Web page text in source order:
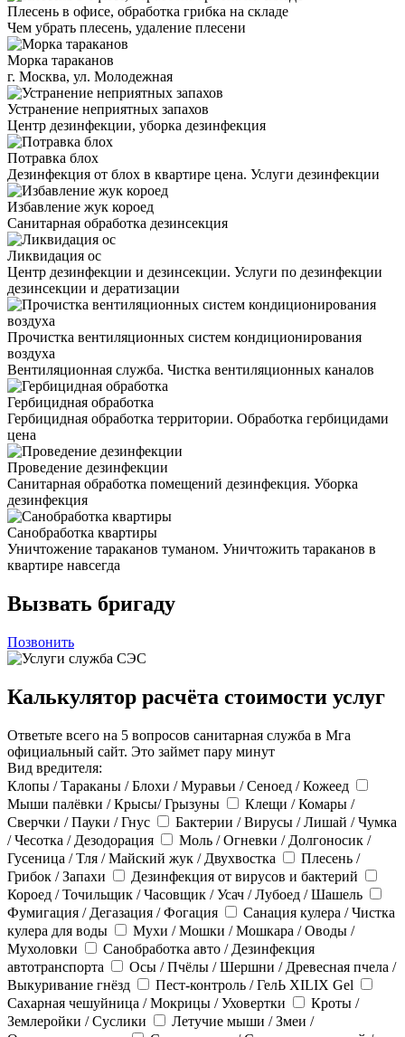
Плесень в офисе, обработка грибка на складе
Чем убрать плесень, удаление плесени
Морка тараканов
г. Москва, ул. Молодежная
Устранение неприятных запахов
Центр дезинфекции, уборка дезинфекция
Потравка блох
Дезинфекция от блох в квартире цена. Услуги дезинфекции
Избавление жук короед
Санитарная обработка дезинсекция
Ликвидация ос
Центр дезинфекции и дезинсекции. Услуги по дезинфекции
дезинсекции и дератизации
Прочистка вентиляционных систем кондиционирования
воздуха
Вентиляционная служба. Чистка вентиляционных каналов
Гербицидная обработка
Гербицидная обработка территории. Обработка гербицидами
цена
Проведение дезинфекции
Санитарная обработка помещений дезинфекция. Уборка
дезинфекция
Санобработка квартиры
Уничтожение тараканов туманом. Уничтожить тараканов в
квартире навсегда
Вызвать бригаду
Позвонить
Калькулятор расчёта стоимости услуг
Ответьте всего на 5 вопросов санитарная служба в Мга
официальный сайт. Это займет пару минут
Вид вредителя:
Клопы / Тараканы / Блохи / Муравьи / Сеноед / Кожеед
Мыши палёвки / Крысы/ Грызуны
Клещи / Комары /
Сверчки / Пауки / Гнус
Бактерии / Вирусы / Лишай / Чумка
/ Чесотка / Дезодорация
Моль / Огневки / Долгоносик /
Гусеница / Тля / Майский жук / Двухвостка
Плесень /
Грибок / Запахи
Дезинфекция от вирусов и бактерий
Короед / Точильщик / Часовщик / Усач / Лубоед / Шашель
Фумигация / Дегазация / Фогация
Санация кулера / Чистка
кулера для воды
Мухи / Мошки / Мошкара / Оводы /
Мухоловки
Санобработка авто / Дезинфекция
автотранспорта
Осы / Пчёлы / Шершни / Древесная пчела /
Выкуривание гнёзд
Пест-контроль / ГелЬ XILIX Gel
Сахарная чешуйница / Мокрицы / Уховертки
Кроты /
Землеройки / Суслики
Летучие мыши / Змеи /